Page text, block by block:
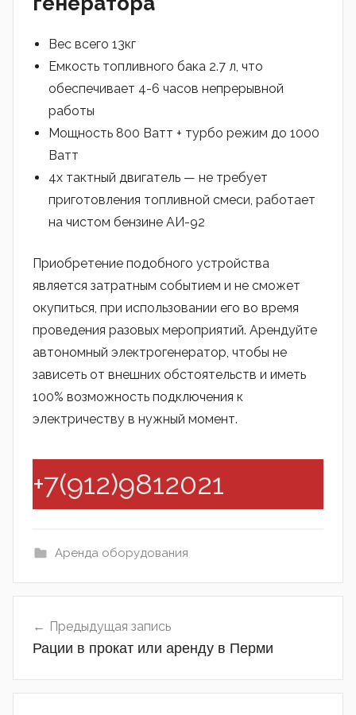
Вес всего 13кг
Емкость топливного бака 2.7 л, что
обеспечивает 4-6 часов непрерывной
работы
Мощность 800 Ватт + турбо режим до 1000
Ватт
4х тактный двигатель — не требует
приготовления топливной смеси, работает
на чистом бензине АИ-92
Приобретение подобного устройства
является затратным событием и не сможет
окупиться, при использовании его во время
проведения разовых мероприятий. Арендуйте
автономный электрогенератор, чтобы не
зависеть от внешних обстоятельств и иметь
100% возможность подключения к
электричеству в нужный момент.
+7(912)9812021
Аренда оборудования
по
Предыдущая запись
Рации в прокат или аренду в Перми